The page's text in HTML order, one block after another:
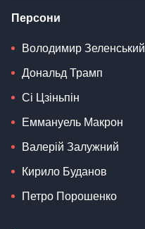
Персони
Володимир Зеленський
Дональд Трамп
Сі Цзіньпін
Еммануель Макрон
Валерій Залужний
Кирило Буданов
Петро Порошенко